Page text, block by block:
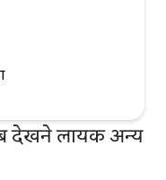
देखने लायक अन्य